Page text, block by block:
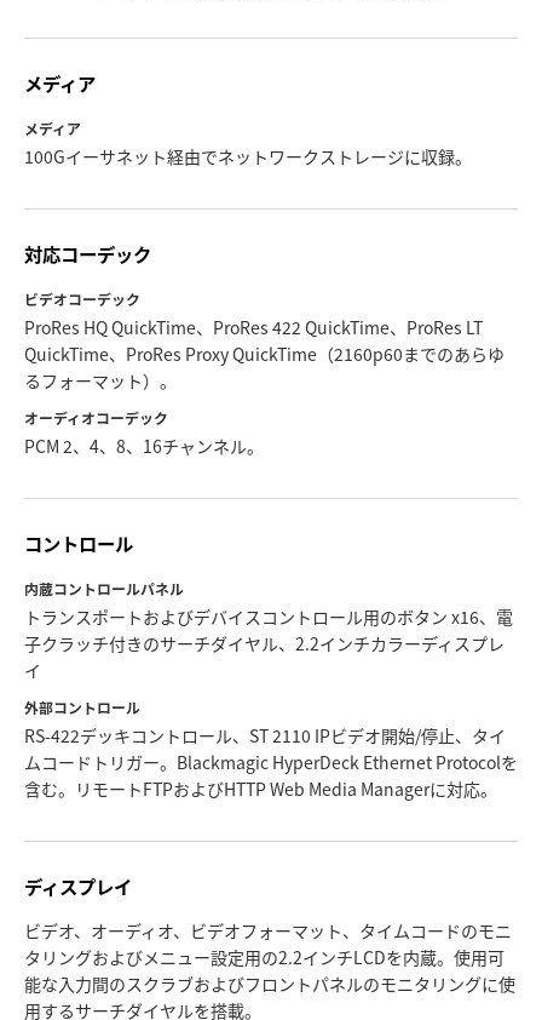
メディア
メディア
100Gイーサネット経由でネットワークストレージに収録。
対応コーデック
ビデオコーデック
ProRes HQ QuickTime、ProRes 422 QuickTime、ProRes LT
QuickTime、ProRes Proxy QuickTime（2160p60までのあらゆ
るフォーマット）。
オーディオコーデック
PCM 2、4、8、16チャンネル。
コントロール
内蔵コントロールパネル
トランスポートおよびデバイスコントロール用のボタン x16、電
子クラッチ付きのサーチダイヤル、2.2インチカラーディスプレ
イ
外部コントロール
RS-422デッキコントロール、ST 2110 IPビデオ開始/停止、タイ
ムコードトリガー。Blackmagic HyperDeck Ethernet Protocolを
含む。リモートFTPおよびHTTP Web Media Managerに対応。
ディスプレイ
ビデオ、オーディオ、ビデオフォーマット、タイムコードのモニ
タリングおよびメニュー設定用の2.2インチLCDを内蔵。使用可
能な入力間のスクラブおよびフロントパネルのモニタリングに使
用するサーチダイヤルを搭載。